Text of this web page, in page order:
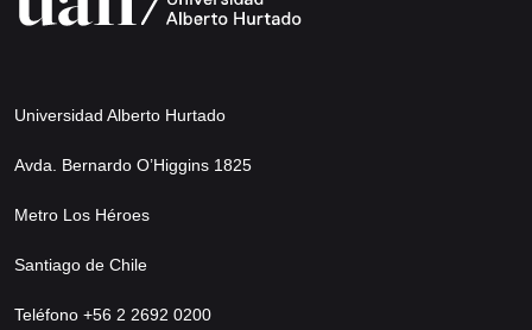
Universidad Alberto Hurtado
Avda. Bernardo O’Higgins 1825
Metro Los Héroes
Santiago de Chile
Teléfono +56 2 2692 0200